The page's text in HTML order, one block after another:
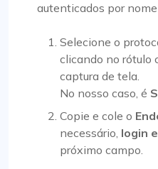
autenticados por
Selecione o
clicando no rótulo
captura de tela.
No nosso caso, é
Copie e cole o
necessário, login
próximo campo.